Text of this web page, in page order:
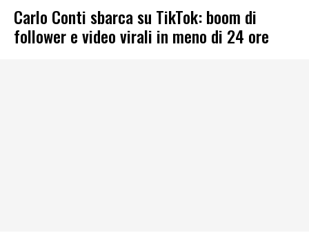
Carlo Conti sbarca su TikTok: boom di
follower e video virali in meno di 24 ore